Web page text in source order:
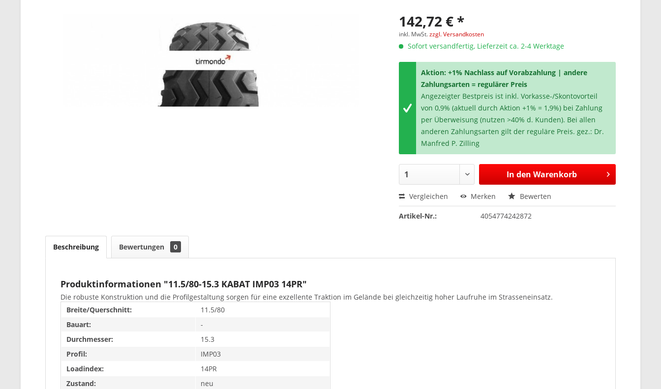
142,72 € *
inkl. MwSt.zzgl. Versandkosten
Sofort versandfertig, Lieferzeit ca. 2-4 Werktage
Aktion: +1% Nachlass auf Vorabzahlung | andere
Zahlungsarten = regulärer Preis
Angezeigter Bestpreis ist inkl. Vorkasse-/Skontovorteil
von 0,9% (aktuell durch Aktion +1% = 1,9%) bei Zahlung
per Überweisung (nutzen >40% d. Kunden). Bei allen
anderen Zahlungsarten gilt der reguläre Preis. gez.: Dr.
Manfred P. Zilling
In den Warenkorb
Vergleichen Merken Bewerten
Artikel-Nr.: 4054774242872
Beschreibung Bewertungen 0
Produktinformationen "11.5/80-15.3 KABAT IMP03 14PR"
Die robuste Konstruktion und die Profilgestaltung sorgen für eine exzellente Traktion im Gelände bei gleichzeitig hoher Laufruhe im Strasseneinsatz.
Breite/Querschnitt:
11.5/80
Bauart:
-
Durchmesser:
15.3
Profil:
IMP03
Loadindex:
14PR
Zustand:
neu